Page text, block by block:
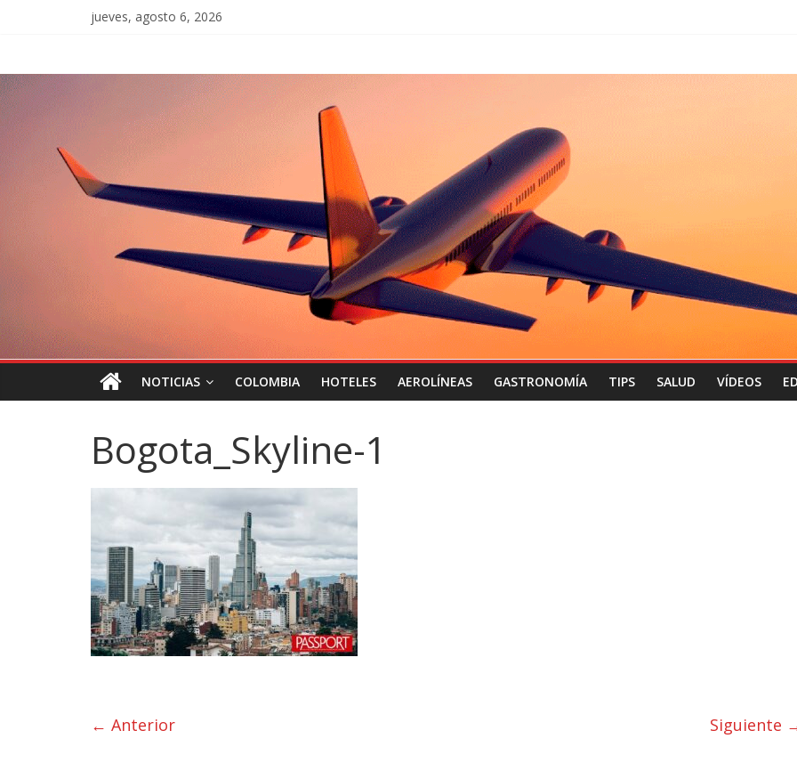
jueves, agosto 6, 2026
NOTICIAS COLOMBIA HOTELES AEROLÍNEAS GASTRONOMÍA TIPS SALUD VÍDEOS
Bogota_Skyline-1
← Anterior Siguiente